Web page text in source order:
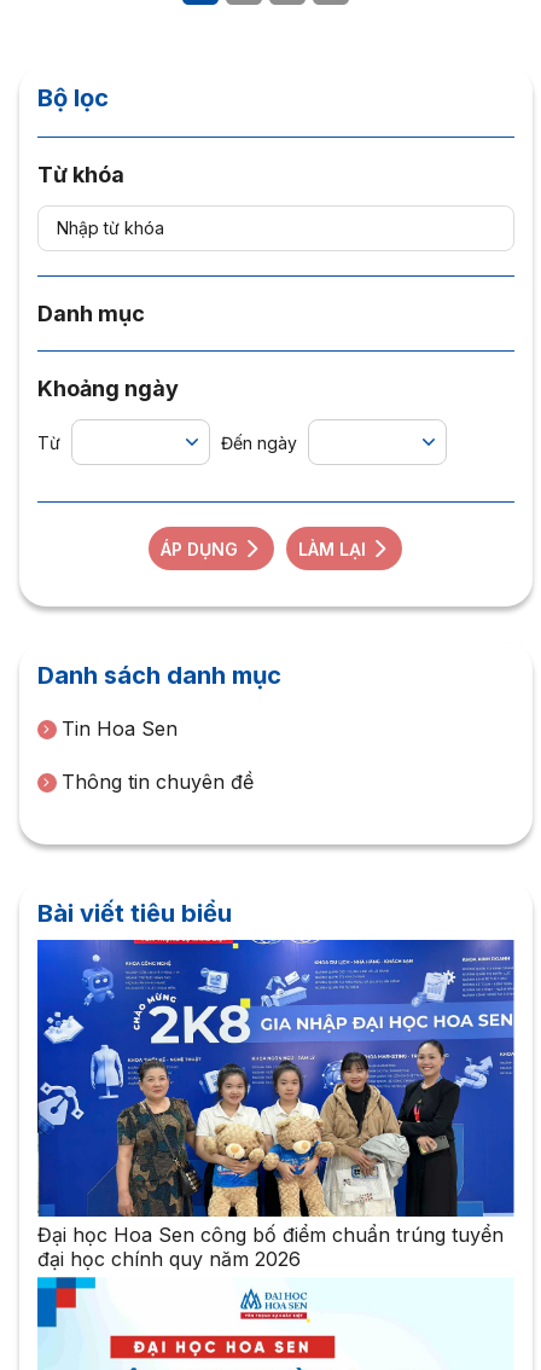
Bộ lọc
Từ khóa
Danh mục
Khoảng ngày
Từ Đến ngày
ÁP DỤNG LÀM LẠI
Danh sách danh mục
Tin Hoa Sen
Thông tin chuyên đề
Bài viết tiêu biểu
Đại học Hoa Sen công bố điểm chuẩn trúng tuyển
đại học chính quy năm 2026